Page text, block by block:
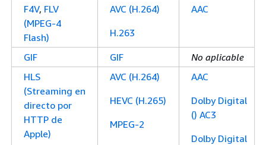
F4V, FLV
(MPEG-4
Flash)
AVC (H.264)
H.263
AAC
GIF GIF
No aplicable
HLS
(Streaming en
directo por
HTTP de
Apple)
AVC (H.264)
HEVC (H.265)
MPEG-2
AAC
Dolby Digital
() AC3
Dolby Digital